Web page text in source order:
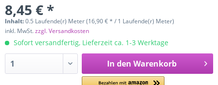
8,45 € *
Inhalt:0.5 Laufende(r) Meter (16,90 € * / 1 Laufende(r) Meter)
inkl. MwSt.zzgl. Versandkosten
Sofort versandfertig, Lieferzeit ca. 1-3 Werktage
In den Warenkorb